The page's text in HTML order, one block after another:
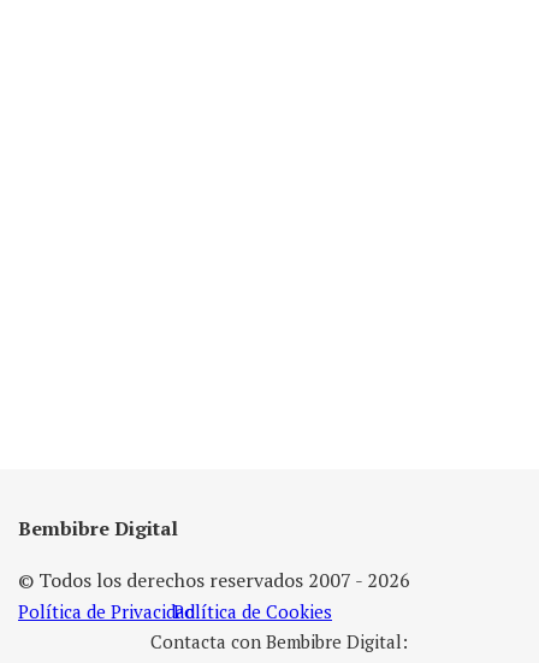
Bembibre Digital
© Todos los derechos reservados 2007 - 2026
Política de PrivacidadPolítica de Cookies
Contacta con Bembibre Digital: